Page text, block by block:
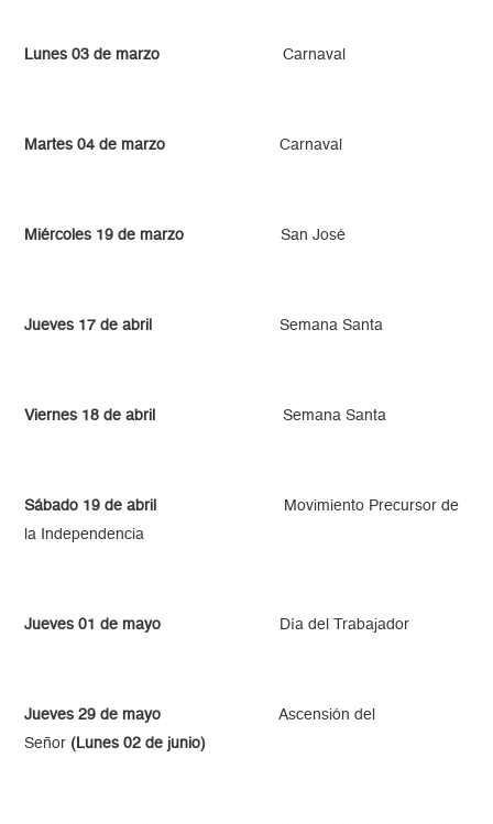
Lunes 03 de marzo Carnaval
Martes 04 de marzo Carnaval
Miércoles 19 de marzo San José
Jueves 17 de abril Semana Santa
Viernes 18 de abril Semana Santa
Sábado 19 de abril
Movimiento Precursor de
la Independencia
Jueves 01 de mayo Día del Trabajador
Jueves 29 de mayo
Ascensión del
Señor (Lunes 02 de junio)